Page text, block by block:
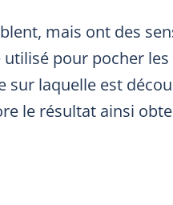
mais ont des
utilisé pour pocher
laquelle est
le résultat ainsi